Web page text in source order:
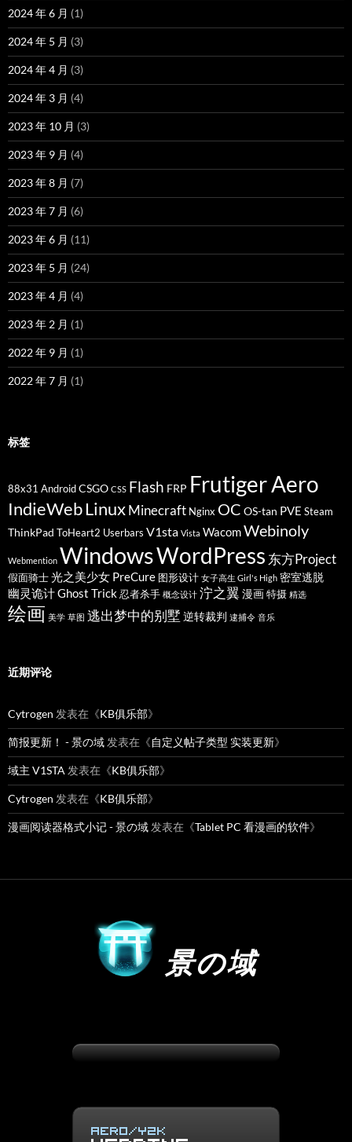
2024 年 6 月 (1)
2024 年 5 月 (3)
2024 年 4 月 (3)
2024 年 3 月 (4)
2023 年 10 月 (3)
2023 年 9 月 (4)
2023 年 8 月 (7)
2023 年 7 月 (6)
2023 年 6 月 (11)
2023 年 5 月 (24)
2023 年 4 月 (4)
2023 年 2 月 (1)
2022 年 9 月 (1)
2022 年 7 月 (1)
标签
88x31 Android CSGO CSS Flash FRP Frutiger Aero
IndieWebLinuxMinecraft Nginx OC OS-tan PVE Steam
ThinkPad ToHeart2 Userbars V1sta Vista WacomWebinoly
Webmention WindowsWordPress 东方Project
假面骑士 光之美少女 PreCure 图形设计 女子高生 Girl's High 密室逃脱
幽灵诡计 Ghost Trick 忍者杀手 概念设计 泞之翼漫画 特摄 精选
绘画 美学 草图 逃出梦中的别墅 逆转裁判 逮捕令 音乐
近期评论
Cytrogen 发表在《KB俱乐部》
简报更新！ - 景の域发表在《自定义帖子类型 实装更新》
域主 V1STA发表在《KB俱乐部》
Cytrogen 发表在《KB俱乐部》
漫画阅读器格式小记 - 景の域发表在《Tablet PC 看漫画的软件》
景の域